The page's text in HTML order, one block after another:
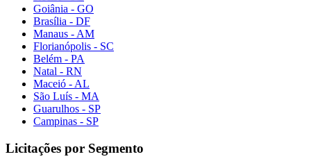
Goiânia - GO
Brasília - DF
Manaus - AM
Florianópolis - SC
Belém - PA
Natal - RN
Maceió - AL
São Luís - MA
Guarulhos - SP
Campinas - SP
Licitações por Segmento